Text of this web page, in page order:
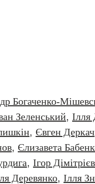
Богаченко-
Зеленський, Iлля
, Євген Деркач
, Єлизавета
, Ігор Дімітрієв
Деревянко, Ілля